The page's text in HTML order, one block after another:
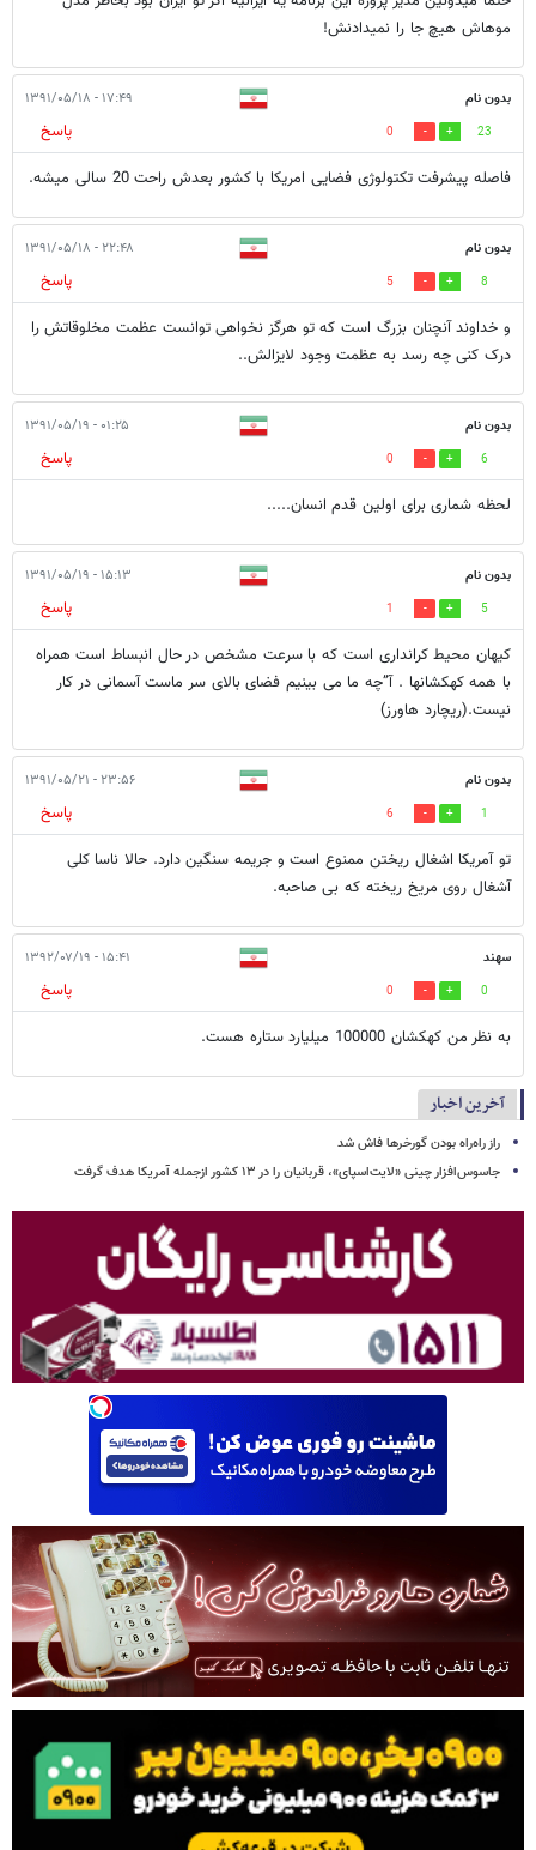
موهاش هيچ جا را نميدادنش!
بدون نام ۱۷:۴۹ - ۱۳۹۱/۰۵/۱۸
23
0
پاسخ
فاصله پیشرفت تکتولوژی فضایی امریکا با کشور بعدش راحت 20 سالی میشه.
بدون نام ۲۲:۴۸ - ۱۳۹۱/۰۵/۱۸
8
5
پاسخ
و خداوند آنچنان بزرگ است که تو هرگز نخواهی توانست عظمت مخلوقاتش را
درک کنی چه رسد به عظمت وجود لایزالش..
بدون نام ۰۱:۲۵ - ۱۳۹۱/۰۵/۱۹
6
0
پاسخ
لحظه شماری برای اولین قدم انسان.....
بدون نام ۱۵:۱۳ - ۱۳۹۱/۰۵/۱۹
5
1
پاسخ
کیهان محیط کرانداری است که با سرعت مشخص در حال انبساط است همراه
با همه کهکشانها . آ”چه ما می بینیم فضای بالای سر ماست آسمانی در کار
نیست.(ریچارد هاورز)
بدون نام ۲۳:۵۶ - ۱۳۹۱/۰۵/۲۱
1
6
پاسخ
تو آمریکا اشغال ریختن ممنوع است و جریمه سنگین دارد. حالا ناسا کلی
آشغال روی مریخ ریخته که بی صاحبه.
سهند ۱۵:۴۱ - ۱۳۹۲/۰۷/۱۹
0
0
پاسخ
به نظر من کهکشان 100000 میلیارد ستاره هست.
آخرین اخبار
راز راه‌راه بودن گورخرها فاش شد
جاسوس‌افزار چینی «لایت‌اسپای»، قربانیان را در ۱۳ کشور ازجمله آمریکا هدف گرفت